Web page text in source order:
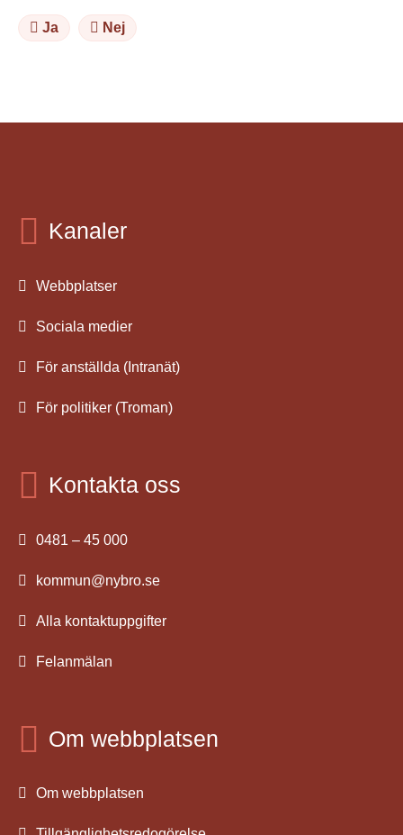
Ja Nej
Kanaler
Webbplatser
Sociala medier
För anställda (Intranät)
För politiker (Troman)
Kontakta oss
0481 – 45 000
kommun@nybro.se
Alla kontaktuppgifter
Felanmälan
Om webbplatsen
Om webbplatsen